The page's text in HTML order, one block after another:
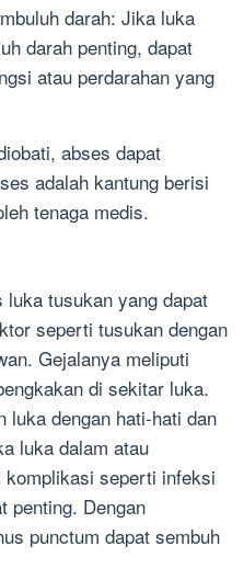
darah: Jika luka
darah penting, dapat
atau perdarahan yang
abses dapat
adalah kantung berisi
tenaga medis.
luka tusukan yang dapat
seperti tusukan dengan
Gejalanya meliputi
di sekitar luka.
luka dengan hati-hati dan
luka dalam atau
seperti infeksi
penting. Dengan
punctum dapat sembuh